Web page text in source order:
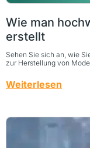
Wie man
erstellt
Sehen Sie sich an, wie
zur Herstellung von
Weiterlesen